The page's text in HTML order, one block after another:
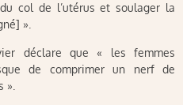
col de l’utérus et soulager la
».
déclare que « les femmes
de comprimer un nerf de
».